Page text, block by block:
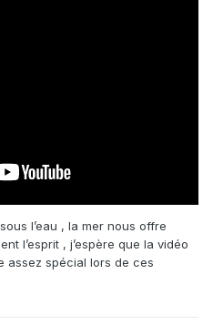
l’eau , la mer nous offre
l’esprit , j’espère que la vidéo
assez spécial lors de ces